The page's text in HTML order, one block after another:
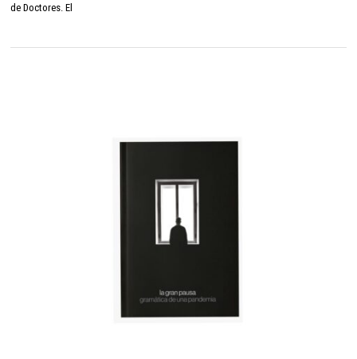
,
de Doctores. El